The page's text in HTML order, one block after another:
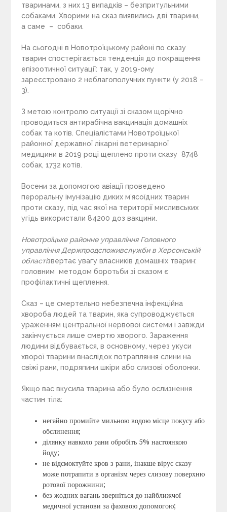
тваринами, з них 13 випадків – безпритульними
собаками. Хворими на сказ виявились дві тварини,
а саме – собаки.
На сьогодні в Новотроїцькому районі по сказу
тварин спостерігається тенденція до покращення
епізоотичної ситуації: так, у 2019-ому
зареєстровано 2 неблагополучних пункти (у 2018 –
3).
З метою контролю ситуації зі сказом щорічно
проводиться антирабічна вакцинація домашніх
собак та котів. Спеціалістами Новотроїцької
районної державної лікарні ветеринарної
медицини в 2019 році щеплено проти сказу 8748
собак, 1732 котів.
Восени за допомогою авіації проведено
пероральну імунізацію диких м’ясоїдних тварин
проти сказу, під час якої на території мисливських
угідь використали 84200 доз вакцини.
Новотроїцьке районне управління Головного
управління Держпродспоживслужби в Херсонській
областізвертає увагу власників домашніх тварин:
головним методом боротьби зі сказом є
профілактичні щеплення.
Сказ – це смертельно небезпечна інфекційна
хвороба людей та тварин, яка супроводжується
ураженням центральної нервової системи і завжди
закінчується лише смертю хворого. Зараження
людини відбувається, в основному, через укуси
хворої тварини внаслідок потрапляння слини на
свіжі рани, подряпини шкіри або слизові оболонки.
Якщо вас вкусила тварина або було ослизнення
частин тіла:
негайно промийте мильною водою місце покусу або
обслинення;
ділянку навколо рани обробіть 5% настоянкою
йоду;
не відсмоктуйте кров з рани, інакше вірус сказу
може потрапити в організм через слизову поверхню
ротової порожнини;
без жодних вагань зверніться до найближчої
медичної установи за фаховою допомогою;